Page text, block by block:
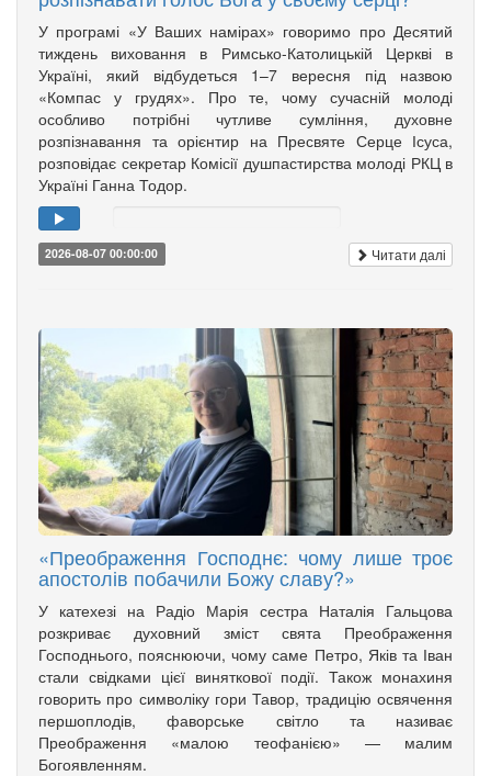
У програмі «У Ваших намірах» говоримо про Десятий
тиждень виховання в Римсько-Католицькій Церкві в
Україні, який відбудеться 1–7 вересня під назвою
«Компас у грудях». Про те, чому сучасній молоді
особливо потрібні чутливе сумління, духовне
розпізнавання та орієнтир на Пресвяте Серце Ісуса,
розповідає секретар Комісії душпастирства молоді РКЦ в
Україні Ганна Тодор.
2026-08-07 00:00:00 Читати далі
«Преображення Господнє: чому лише троє
апостолів побачили Божу славу?»
У катехезі на Радіо Марія сестра Наталія Гальцова
розкриває духовний зміст свята Преображення
Господнього, пояснюючи, чому саме Петро, Яків та Іван
стали свідками цієї виняткової події. Також монахиня
говорить про символіку гори Тавор, традицію освячення
першоплодів, фаворське світло та називає
Преображення «малою теофанією» — малим
Богоявленням.